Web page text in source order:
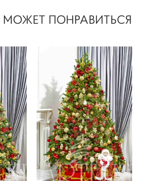
ПОНРАВИТЬСЯ